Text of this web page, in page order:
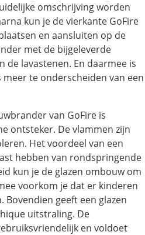
omschrijving worden
kun je de vierkante GoFire
en aansluiten op de
met de bijgeleverde
de lavastenen. En daarmee is
te onderscheiden van een
van GoFire is
ontsteker. De vlammen zijn
Het voordeel van een
hebben van rondspringende
kun je de glazen ombouw om
voorkom je dat er kinderen
geeft een glazen
uitstraling. De
en voldoet